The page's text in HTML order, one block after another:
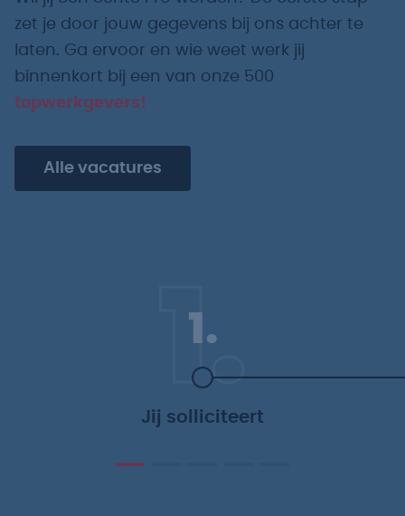
zet je door jouw gegevens bij ons achter te
laten. Ga ervoor en wie weet werk jij
binnenkort bij een van onze 500
topwerkgevers!
Alle vacatures
1.
1.
Jij solliciteert